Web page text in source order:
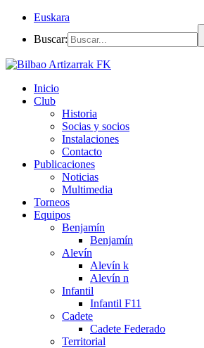
Euskara
Buscar:
Inicio
Club
Historia
Socias y socios
Instalaciones
Contacto
Publicaciones
Noticias
Multimedia
Torneos
Equipos
Benjamín
Benjamín
Alevín
Alevín k
Alevín n
Infantil
Infantil F11
Cadete
Cadete Federado
Territorial